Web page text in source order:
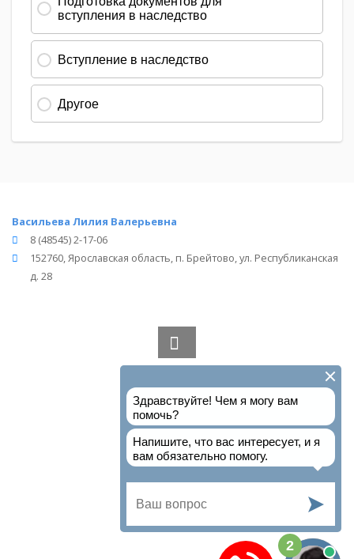
Васильева Лилия Валерьевна
8 (48545) 2-17-06
152760, Ярославская область, п. Брейтово, ул. Республиканская
д. 28
Вся информация получена из открытого реестра
Министерства Юстиции Российской Федерации и с
официального сайта нотариальной палаты Ярославской
Частота обновления: 1 раз в неделю.
Дата последней проверки: 03.08.2026
МирНотариусов - все права зашищены